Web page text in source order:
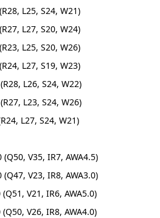
L25, S24, W21)
L27, S20, W24)
L25, S20, W26)
L27, S19, W23)
L26, S24, W22)
L23, S24, W26)
L27, S24, W21)
IR7, AWA4.5)
V23, IR8, AWA3.0)
V21, IR6, AWA5.0)
V26, IR8, AWA4.0)